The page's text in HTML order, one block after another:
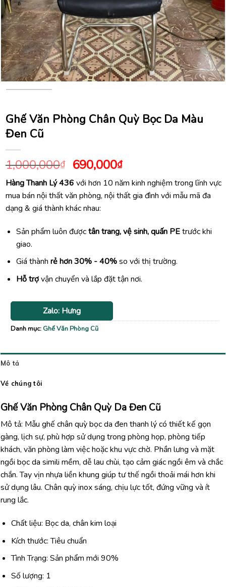
Ghế Văn Phòng Chân Quỳ Bọc Da Màu
Đen Cũ
1,000,000₫ Giá
gốc
là:
1,000,000₫.
690,000₫Giá
hiện
tại
là:
Hàng Thanh Lý 436 với hơn 10 năm kinh nghiệm trong lĩnh vực
mua bán nội thất văn phòng, nội thất gia đình với mẫu mã đa
dạng & giá thành khác nhau:
Sản phẩm luôn đượctân trang, vệ sinh, quấn PEtrước khi
giao.
Giá thành rẻ hơn 30% - 40%so với thị trường.
Hỗ trợvận chuyển và lắp đặt tận nơi.
Zalo: Hưng
Danh mục: Ghế Văn Phòng Cũ
Mô tả
Về chúng tôi
Ghế Văn Phòng Chân Quỳ Da Đen Cũ
Mô tả: Mẫu ghế chân quỳ bọc da đen thanh lý có thiết kế gọn
gàng, lịch sự, phù hợp sử dụng trong phòng họp, phòng tiếp
khách, văn phòng làm việc hoặc khu vực chờ. Phần lưng và mặt
ngồi bọc da simili mềm, dễ lau chùi, tạo cảm giác ngồi êm và chắc
chắn. Tay vịn nhựa liền khung giúp tư thế ngồi thoải mái hơn khi
sử dụng lâu. Chân quỳ inox sáng, chịu lực tốt, đứng vững và ít
rung lắc.
Chất liệu: Bọc da, chân kim loại
Kích thước: Tiêu chuẩn
Tình Trạng: Sản phẩm mới 90%
Số lượng: 1